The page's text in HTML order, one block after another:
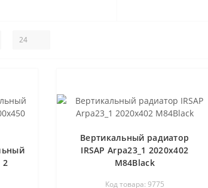
2
Вертикальный радиатор
IRSAP Arpa23_1 2020x402
M84Black
Код товара: 9775